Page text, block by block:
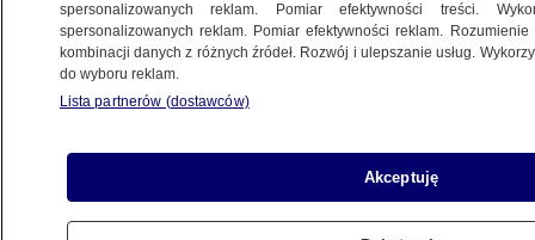
Mimo zakazu kierowania po raz
czwarty jechał pijany. Sąd go wypuścił
Awaria energetyczna w Warszawie.
Były problemy w czterech dzielnicach
MOKOTÓW
spersonalizowanych reklam. Pomiar efektywności treści.
spersonalizowanych reklam. Pomiar efektywności reklam.
kombinacji danych z różnych źródeł. Rozwój i ulepszanie usług.
do wyboru reklam.
Lista partnerów (dostawców)
Akceptuję